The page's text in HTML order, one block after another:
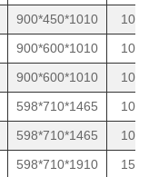
900*450*1010
10
900*600*1010
10
900*600*1010
10
598*710*1465
10
598*710*1465
10
598*710*1910 15